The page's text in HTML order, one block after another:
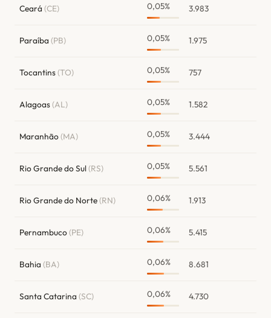
Ceará (CE) 0,05% 3.983
Paraíba (PB) 0,05% 1.975
Tocantins(TO) 0,05% 757
Alagoas(AL) 0,05% 1.582
Maranhão(MA) 0,05% 3.444
Rio Grande do Sul(RS) 0,05% 5.561
Rio Grande do Norte(RN) 0,06% 1.913
Pernambuco(PE) 0,06% 5.415
Bahia (BA) 0,06% 8.681
Santa Catarina (SC) 0,06% 4.730